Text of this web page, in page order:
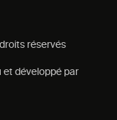
réservés
développé par